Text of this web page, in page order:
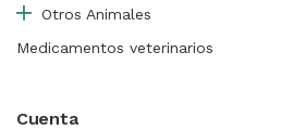
Otros Animales
Medicamentos veterinarios
Cuenta